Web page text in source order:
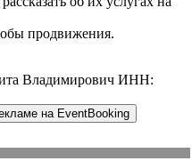
продвижения.
Владимирович ИНН:
на EventBooking